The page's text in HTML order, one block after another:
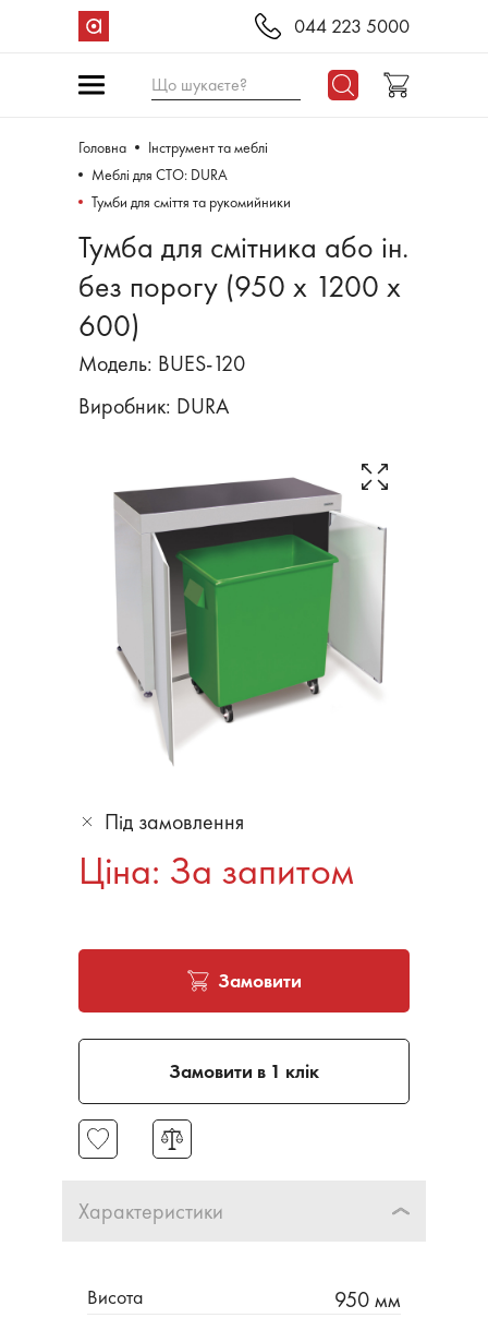
044 223 5000
Що шукаєте?
Головна
Інструмент та меблі
Меблі для СТО: DURA
Тумби для сміття та рукомийники
Тумба для смітника або ін.
без порогу (950 х 1200 х
600)
Модель: BUES-120
Виробник: DURA
Під замовлення
Ціна: За запитом
Замовити
Замовити в 1 клік
Характеристики
Висота 950 мм